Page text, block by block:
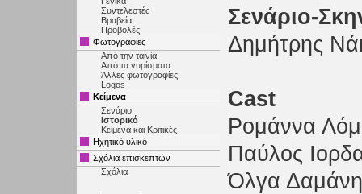
Συντελεστές
Βραβεία
Προβολές
Φωτογραφίες
Από την ταινία
Από τα γυρίσματα
Άλλες φωτογραφίες
Logos
Κείμενα
Σενάριο
Ιστορικό
Κείμενα και Κριτικές
Ηχητικό υλικό
Σχόλια επισκεπτών
Σχόλια
Σενάριο-
Δημήτρης
Cast
Ρομάννα
Παύλος
Όλγα Δαμάνη